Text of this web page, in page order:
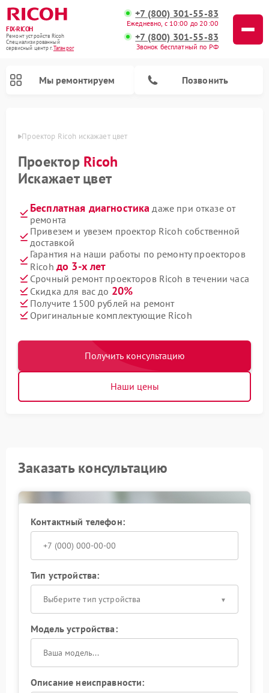
FIX-RICOH
Ремонт устройств Ricoh
Специализированный
cервисный центр г.Таганрог
+7 (800) 301-55-83
Ежедневно, с 10:00 до 20:00
+7 (800) 301-55-83
Звонок бесплатный по РФ
Мы ремонтируем Позвонить
Проектор Ricoh искажает цвет
Проектор Ricoh
Искажает цвет
Бесплатная диагностика даже при отказе от
ремонта
Привезем и увезем проектор Ricoh собственной
доставкой
Гарантия на наши работы по ремонту проекторов
Ricoh до 3-х лет
Срочный ремонт проекторов Ricoh в течении часа
Скидка для вас до 20%
Получите 1500 рублей на ремонт
Оригинальные комплектующие Ricoh
Получить консультацию
Наши цены
Заказать консультацию
Контактный телефон:
Тип устройства:
Выберите тип устройства
Модель устройства:
Описание неисправности: